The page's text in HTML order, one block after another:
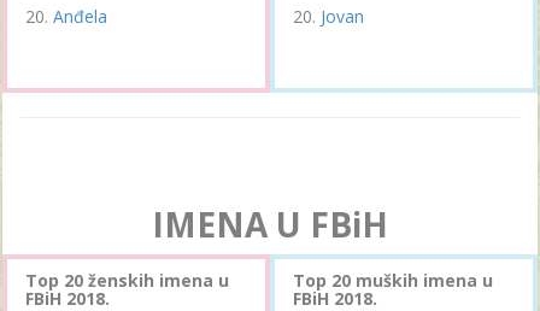
Anđela Jovan
IMENA U FBiH
Top 20 ženskih imena u
FBiH 2018.
Top 20 muških imena u
FBiH 2018.